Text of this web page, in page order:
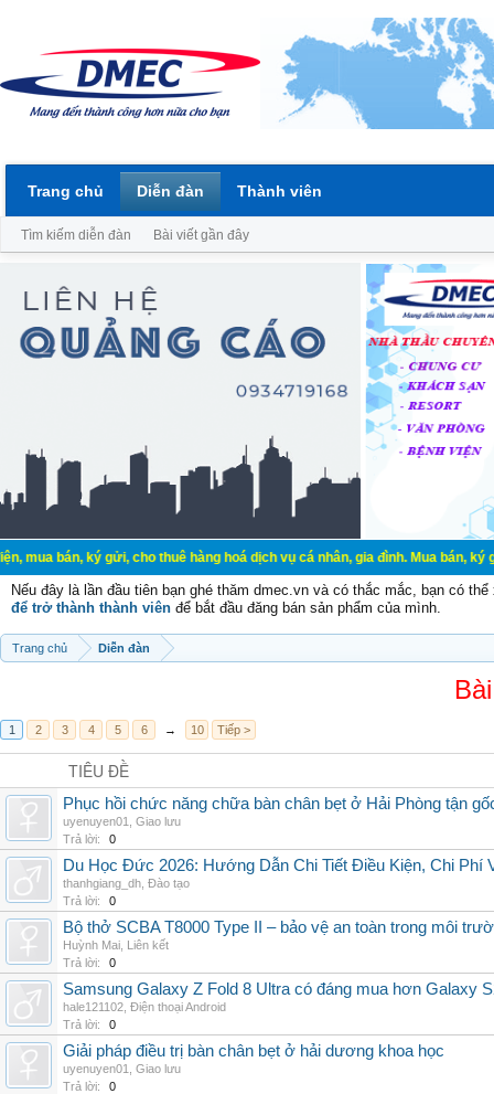
gửi, cho thuê hàng hoá dịch vụ cá nhân, gia đình. Mua bán, ký gửi, cho
Nếu đây là lần đầu tiên bạn ghé thăm dmec.vn và có thắc mắc, bạn có
để trở thành thành viên để bắt đầu đăng bán sản phẩm của mình.
Trang chủ Diễn đàn
1 2 3 4 5 6 → 10 Tiếp >
TIÊU ĐỀ
Phục hồi chức năng chữa bàn chân bẹt ở Hải Phòng tận
uyenuyen01
Giao lưu
Trả lời:
0
Du Học Đức 2026: Hướng Dẫn Chi Tiết Điều Kiện, Chi Phí
thanhgiang_dh Đào tạo
Trả lời:
0
Bộ thở SCBA T8000 Type II – bảo vệ an toàn trong môi
Huỳnh Mai Liên kết
Trả lời:
0
Samsung Galaxy Z Fold 8 Ultra có đáng mua hơn Galaxy
hale121102 Điện thoại Android
Trả lời:
0
Giải pháp điều trị bàn chân bẹt ở hải dương khoa học
uyenuyen01
Giao lưu
Trả lời:
0
Trang chủ Diễn đàn
Tìm kiếm diễn đàn Bài viết gần đây
Thành viên